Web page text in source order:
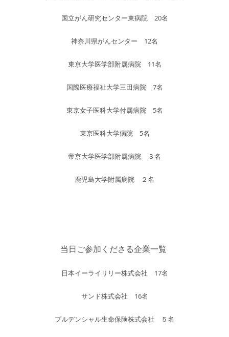
国立がん研究センター東病院 20名
神奈川県がんセンター 12名
東京大学医学部附属病院 11名
国際医療福祉大学三田病院 7名
東京女子医科大学付属病院 5名
東京医科大学病院 5名
帝京大学医学部附属病院 ３名
鹿児島大学附属病院 ２名
当日ご参加くださる企業一覧
日本イーライリリー株式会社 17名
サンド株式会社 16名
プルデンシャル生命保険株式会社 ５名